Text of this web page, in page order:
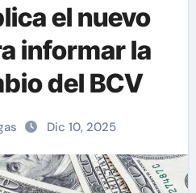
el nuevo
informar la
del BCV
Dic 10, 2025